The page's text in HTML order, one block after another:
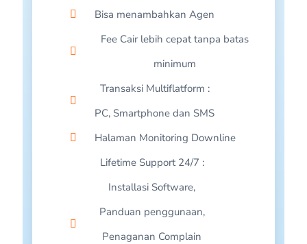
TEGUH SUDIRJA-JAWA TENGAH
SISWANTO-SURABAYA
HDA AGENCY- BOGOR
LOMBOK PULSA-LOMBOK BARAT
ALI LUKMAN-JAKARTA PUSAT
CYRAFKA CELL-BOGOR
Bisa menambahkan Agen
Fee Cair lebih cepat tanpa batas
minimum​
Transaksi Multiflatform :
PC, Smartphone dan SMS
Halaman Monitoring Downline
Lifetime Support 24/7 :
Installasi Software,
Panduan penggunaan,
Penaganan Complain